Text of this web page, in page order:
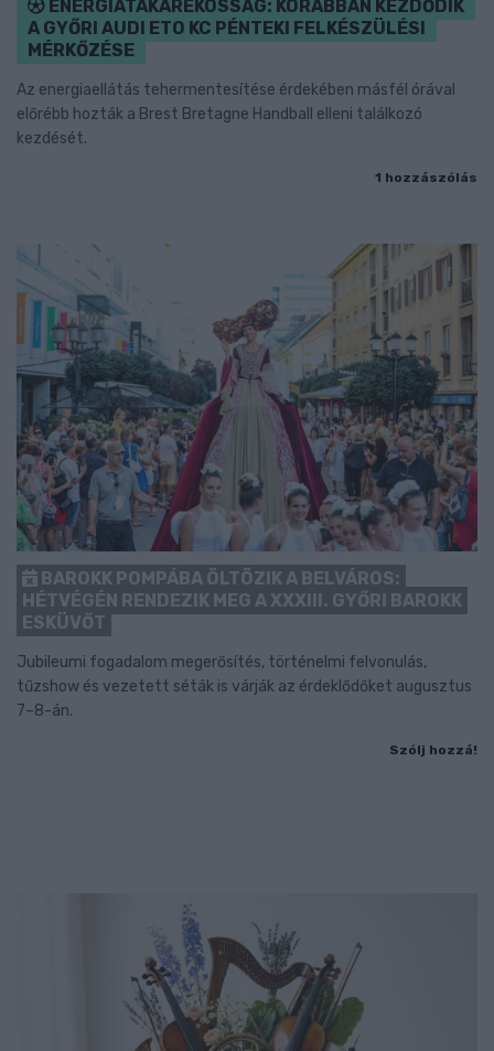
ENERGIATAKARÉKOSSÁG: KORÁBBAN KEZDŐDIK
A GYŐRI AUDI ETO KC PÉNTEKI FELKÉSZÜLÉSI
MÉRKŐZÉSE
Az energiaellátás tehermentesítése érdekében másfél órával
előrébb hozták a Brest Bretagne Handball elleni találkozó
kezdését.
1 hozzászólás
BAROKK POMPÁBA ÖLTÖZIK A BELVÁROS:
HÉTVÉGÉN RENDEZIK MEG A XXXIII. GYŐRI BAROKK
ESKÜVŐT
Jubileumi fogadalom megerősítés, történelmi felvonulás,
tűzshow és vezetett séták is várják az érdeklődőket augusztus
7–8-án.
Szólj hozzá!